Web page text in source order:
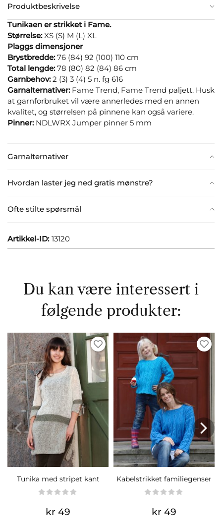
Produktbeskrivelse
Garnalternativer
Hvordan laster jeg ned gratis mønstre?
Ofte stilte spørsmål
Tunikaen er strikket i Fame.
Størrelse:XS (S) M (L) XL
Plaggs dimensjoner
Brystbredde:76 (84) 92 (100) 110 cm
Total lengde:78 (80) 82 (84) 86 cm
Garnbehov:2 (3) 3 (4) 5 n. fg 616
Garnalternativer:Fame Trend, Fame Trend paljett. Husk
at garnforbruket vil være annerledes med en annen
kvalitet, og størrelsen på pinnene kan også variere.
Pinner:NDLWRX Jumper pinner 5 mm
Artikkel-ID: 13120
Du kan være interessert i
følgende produkter:
Tunika med stripet kant
kr 49
Kabelstrikket familiegenser
kr 49